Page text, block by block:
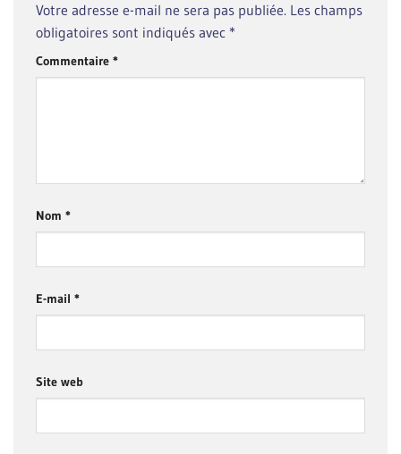
Votre adresse e-mail ne sera pas publiée. Les champs
obligatoires sont indiqués avec *
Commentaire *
Nom *
E-mail *
Site web